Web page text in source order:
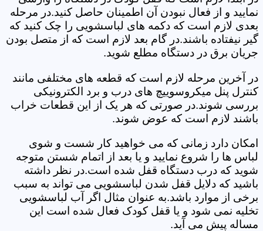
نمایید و از فعال نبودن آن اطمینان حاصل کنید.در مرحله
بعدی لازم است که دکمه های لباسشویی را چک کنید که
گیر نیفتاده باشند.در گام بعد لازم است که از متصل بودن
جریان برق در دستگاه مطلع شوید.
در آخرین مرحله لازم است که قطعه های مختلفی مانند
کنترل پنل میکروسوییچ های درب و برد الکترونیکی
بررسی شوند.در صورتی که هر یک از این قطعات خراب
باشند لازم است که عوض شوند.
امکان دارد زمانی که می خواهید کار شست و شوی
لباس ها را شروع نمایید و یا بعد از اتمام شستن متوجه
شوید که درب دستگاه قفل شده است.در نظر داشته
باشید که دلایل قفل شدن لباسشویی می تواند به سبب
برخی از موارد باشد.به عنوان مثال اگر آب لباسشویی
تخلیه نمی شود و یا قفل کودک فعال شده است این
مساله پیش می آید.